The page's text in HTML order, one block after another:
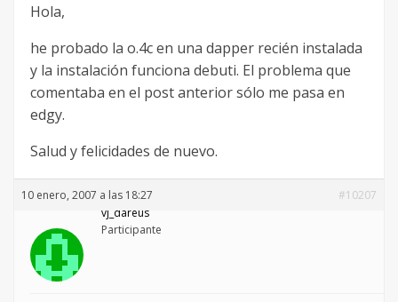
Hola,
he probado la o.4c en una dapper recién instalada
y la instalación funciona debuti. El problema que
comentaba en el post anterior sólo me pasa en
edgy.
Salud y felicidades de nuevo.
10 enero, 2007 a las 18:27
#10207
vj_dareus
Participante